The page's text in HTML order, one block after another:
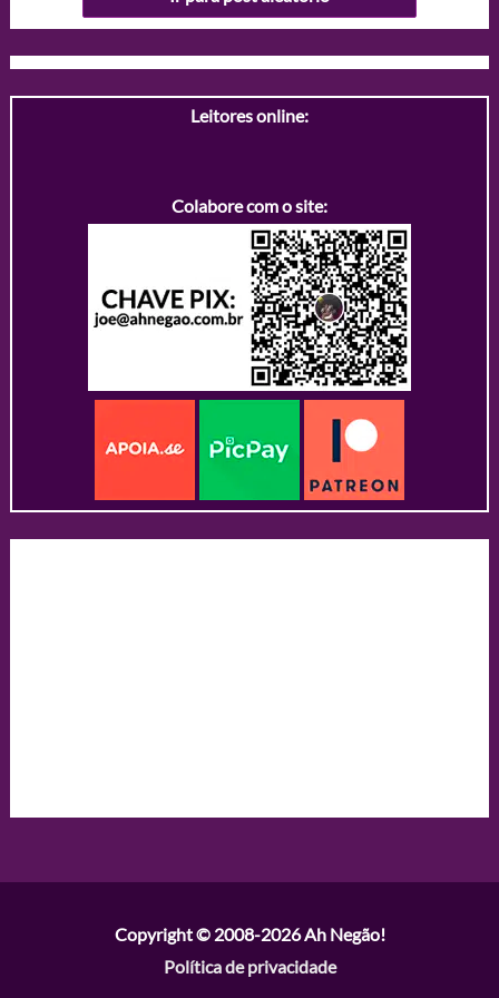
Leitores online:
Colabore com o site:
Copyright © 2008-2026Ah Negão!
Política de privacidade